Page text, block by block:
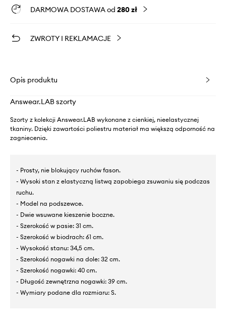
DARMOWA DOSTAWA od 280 zł
ZWROTY I REKLAMACJE
Opis produktu
Answear.LAB szorty
Szorty z kolekcji Answear.LAB wykonane z cienkiej, nieelastycznej
tkaniny. Dzięki zawartości poliestru materiał ma większą odporność na
zagniecenia.
- Prosty, nie blokujący ruchów fason.
- Wysoki stan z elastyczną listwą zapobiega zsuwaniu się podczas
ruchu.
- Model na podszewce.
- Dwie wsuwane kieszenie boczne.
- Szerokość w pasie: 31 cm.
- Szerokość w biodrach: 61 cm.
- Wysokość stanu: 34,5 cm.
- Szerokość nogawki na dole: 32 cm.
- Szerokość nogawki: 40 cm.
- Długość zewnętrzna nogawki: 39 cm.
- Wymiary podane dla rozmiaru: S.